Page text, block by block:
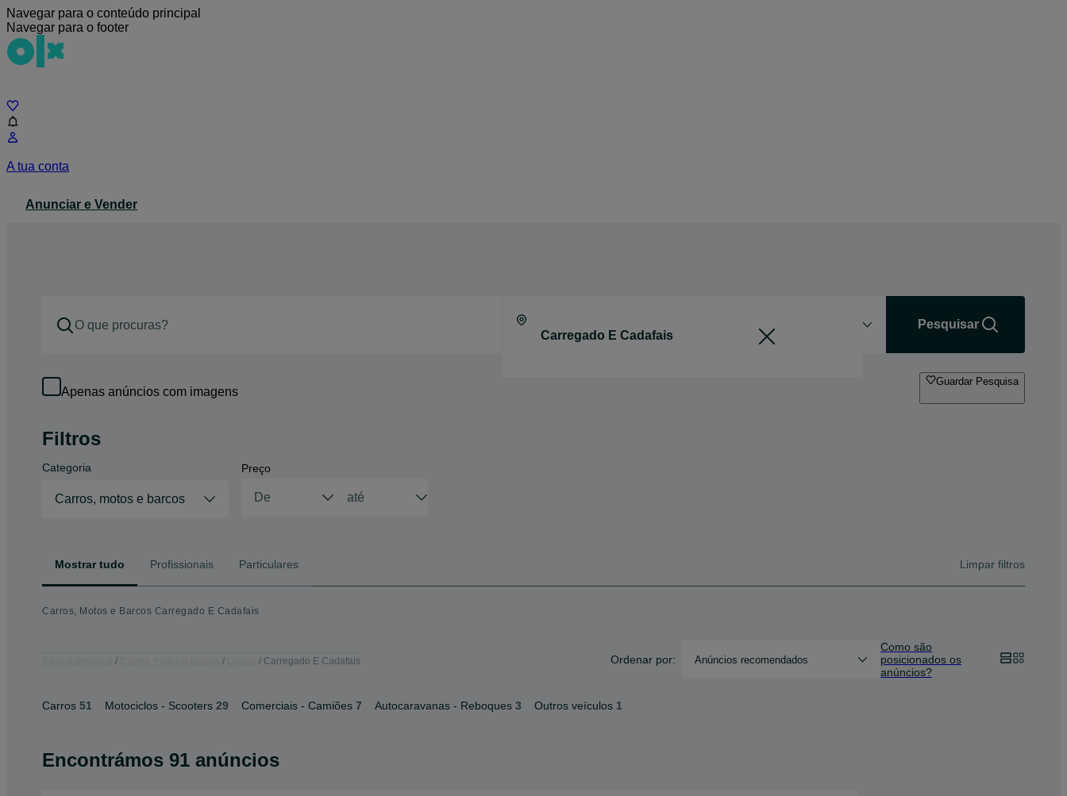
Navegar para o conteúdo principal
Navegar para o footer
A tua conta
Anunciar e Vender
Pesquisar
Apenas anúncios com imagens
Guardar Pesquisa
Filtros
Categoria
Carros, motos e barcos
Preço
Mostrar tudo Profissionais Particulares Limpar filtros
Carros, Motos e Barcos Carregado E Cadafais
Carregado E Cadafais Ordenar por: Anúncios recomendados
Como são
posicionados os
anúncios?
Carros 51 Motociclos - Scooters 29 Comerciais - Camiões 7 Autocaravanas - Reboques 3 Outros veículos 1
Encontrámos 91 anúncios